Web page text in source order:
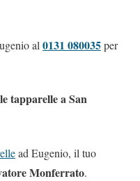
al 0131 080035per
tapparelle a San
ad Eugenio, il tuo
Monferrato.